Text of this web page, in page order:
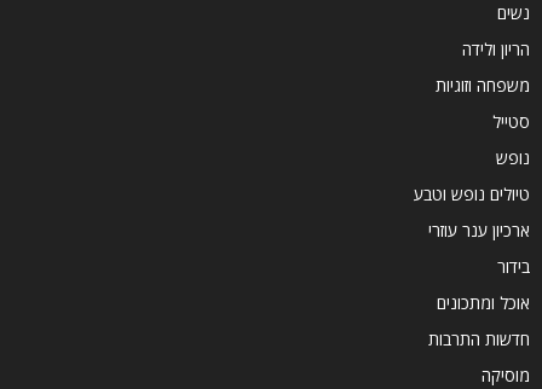
נשים
הריון ולידה
משפחה וזוגיות
סטייל
נופש
טיולים נופש וטבע
ארכיון ענר עוזרי
בידור
אוכל ומתכונים
חדשות התרבות
מוסיקה